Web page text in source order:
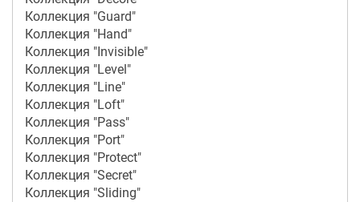
Коллекция "Guard"
Коллекция "Hand"
Коллекция "Invisible"
Коллекция "Level"
Коллекция "Line"
Коллекция "Loft"
Коллекция "Pass"
Коллекция "Port"
Коллекция "Protect"
Коллекция "Secret"
Коллекция "Sliding"